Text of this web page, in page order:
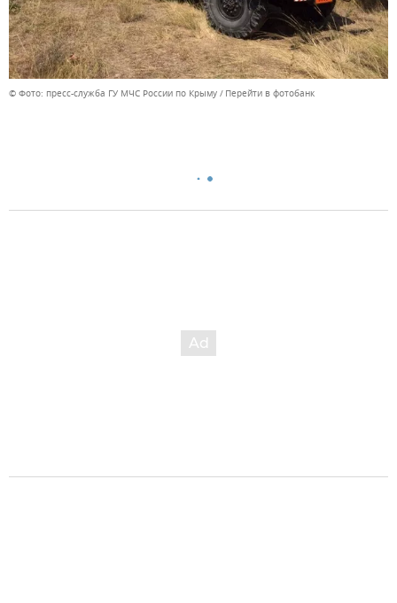
© Фото: пресс-служба ГУ МЧС России по Крыму Перейти в фотобанк